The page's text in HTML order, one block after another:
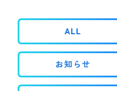
IR情報
ALL
お知らせ